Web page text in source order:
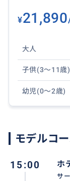
洞窟のなかで
¥21,890
大人
子供(3～11歳)
幼児(0～2歳)
モデルコ
15:00 ホ
サ